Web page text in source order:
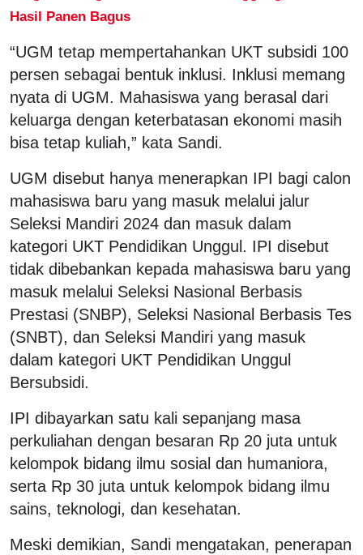
Hasil Panen Bagus
“UGM tetap mempertahankan UKT subsidi 100
persen sebagai bentuk inklusi. Inklusi memang
nyata di UGM. Mahasiswa yang berasal dari
keluarga dengan keterbatasan ekonomi masih
bisa tetap kuliah,” kata Sandi.
UGM disebut hanya menerapkan IPI bagi calon
mahasiswa baru yang masuk melalui jalur
Seleksi Mandiri 2024 dan masuk dalam
kategori UKT Pendidikan Unggul. IPI disebut
tidak dibebankan kepada mahasiswa baru yang
masuk melalui Seleksi Nasional Berbasis
Prestasi (SNBP), Seleksi Nasional Berbasis Tes
(SNBT), dan Seleksi Mandiri yang masuk
dalam kategori UKT Pendidikan Unggul
Bersubsidi.
IPI dibayarkan satu kali sepanjang masa
perkuliahan dengan besaran Rp 20 juta untuk
kelompok bidang ilmu sosial dan humaniora,
serta Rp 30 juta untuk kelompok bidang ilmu
sains, teknologi, dan kesehatan.
Meski demikian, Sandi mengatakan, penerapan